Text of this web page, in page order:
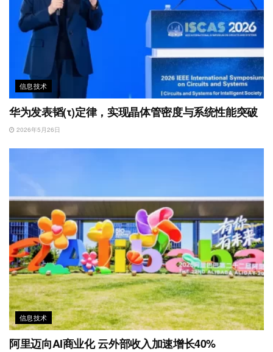
信息技术
华为发表韬(τ)定律，实现晶体管密度与系统性能突破
2026年5月26日
信息技术
阿里迈向AI商业化 云外部收入加速增长40%